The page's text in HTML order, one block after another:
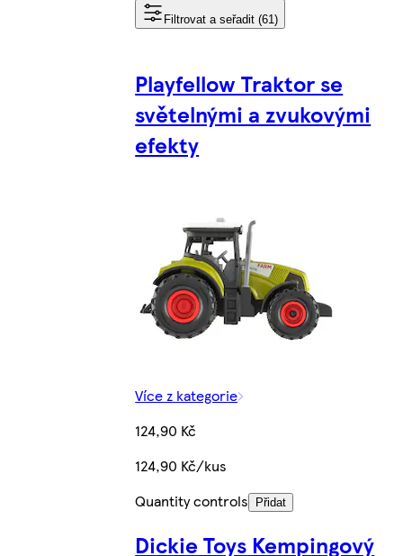
Filtrovat a seřadit (61)
Playfellow Traktor se
světelnými a zvukovými
efekty
Více z kategorie
124,90 Kč
124,90 Kč/kus
Quantity controls Přidat
Dickie Toys Kempingový